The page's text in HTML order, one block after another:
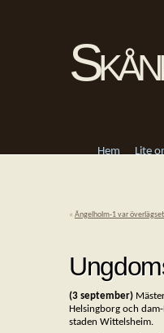
Hem Lite
« Ängelholm-1 var
(3 september)
Helsingborg och
staden Wittelsheim.